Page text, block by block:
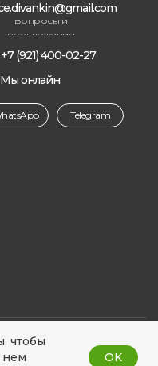
чтобы
нем
OK
Вопросы и
предложения
+7 (921) 400-02-27
Мы онлайн:
Telegram